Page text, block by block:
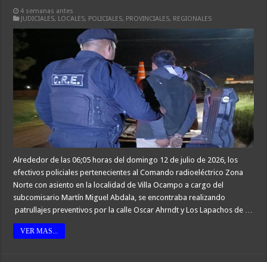
4 semanas antes
JUDICIALES, LOCALES, POLICIALES, PROVINCIALES, REGIONALES
Alrededor de las 06;05 horas del domingo 12 de julio de 2026, los
efectivos policiales pertenecientes al Comando radioeléctrico Zona
Norte con asiento en la localidad de Villa Ocampo a cargo del
subcomisario Martín Miguel Abdala, se encontraba realizando
patrullajes preventivos por la calle Oscar Ahrndt y Los Lapachos de …
VER MAS...